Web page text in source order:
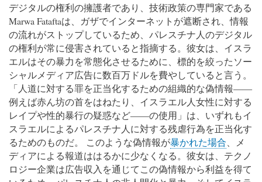
デジタルの権利の擁護者であり、技術政策の専門家である
Marwa Fataftaは、ガザでインターネットが遮断され、情報
の流れがストップしているため、パレスチナ人のデジタル
の権利が常に侵害されていると指摘する。彼女は、イスラ
エルはその暴力を常態化させるために、標的を絞ったソー
シャルメディア広告に数百万ドルを費やしていると言う。
「人道に対する罪を正当化するための組織的な偽情報――
例えば赤ん坊の首をはねたり、イスラエル人女性に対する
レイプや性的暴行の疑惑など――の使用」は、いずれもイ
スラエルによるパレスチナ人に対する残虐行為を正当化す
るためのものだ。 このような偽情報が暴かれた場合 、メ
ディアによる報道ははるかに少なくなる。彼女は、テクノ
ロジー企業は広告収入を通じてこの偽情報から利益を得て